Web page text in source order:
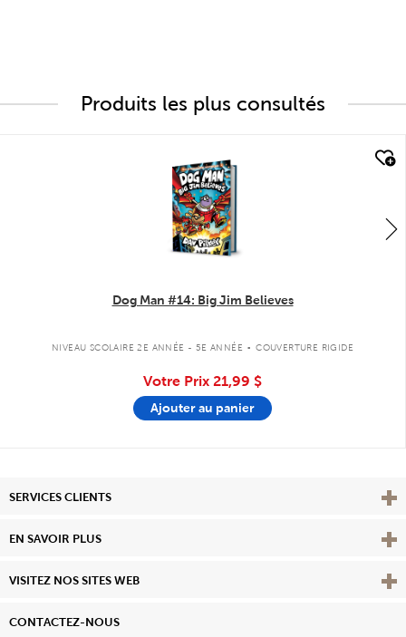
Produits les plus consultés
Dog Man #14: Big Jim Believes
NIVEAU SCOLAIRE 2E ANNÉE - 5E ANNÉE . COUVERTURE RIGIDE
Votre Prix 21,99 $
Ajouter au panier
SERVICES CLIENTS
EN SAVOIR PLUS View
VISITEZ NOS SITES WEB
CONTACTEZ-NOUS